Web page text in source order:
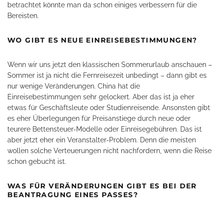
betrachtet könnte man da schon einiges verbessern für die
Bereisten.
WO GIBT ES NEUE EINREISEBESTIMMUNGEN?
Wenn wir uns jetzt den klassischen Sommerurlaub anschauen –
Sommer ist ja nicht die Fernreisezeit unbedingt – dann gibt es
nur wenige Veränderungen. China hat die
Einreisebestimmungen sehr gelockert. Aber das ist ja eher
etwas für Geschäftsleute oder Studienreisende. Ansonsten gibt
es eher Überlegungen für Preisanstiege durch neue oder
teurere Bettensteuer-Modelle oder Einreisegebühren. Das ist
aber jetzt eher ein Veranstalter-Problem. Denn die meisten
wollen solche Verteuerungen nicht nachfordern, wenn die Reise
schon gebucht ist.
WAS FÜR VERÄNDERUNGEN GIBT ES BEI DER
BEANTRAGUNG EINES PASSES?